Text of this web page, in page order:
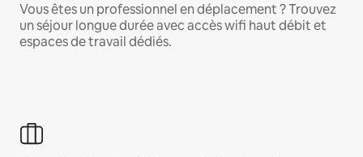
Vous êtes un professionnel en déplacement ? Trouvez
un séjour longue durée avec accès wifi haut débit et
espaces de travail dédiés.